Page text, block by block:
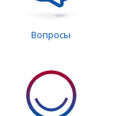
Вопросы